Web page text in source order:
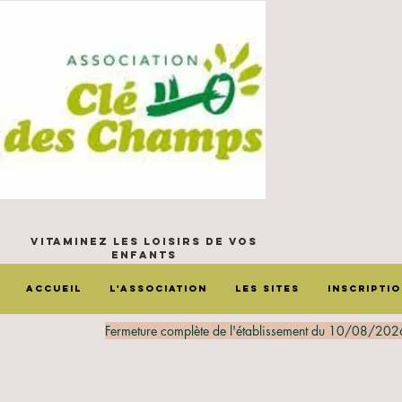
Vitaminez les loisirs de vos
enfants
Accueil L'Association Les sites
Fermeture complète de l'établissement du 10/08/